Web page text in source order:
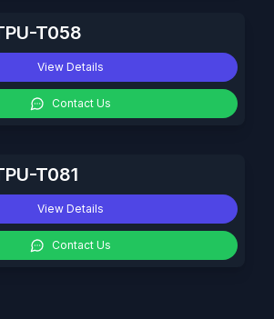
T058
View Details
Contact Us
T081
View Details
Contact Us